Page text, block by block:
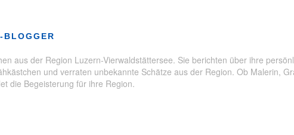
BLOGGER
aus der Region Luzern-Vierwaldstättersee. Sie berichten über ihre
und verraten unbekannte Schätze aus der Region. Ob Malerin,
die Begeisterung für ihre Region.